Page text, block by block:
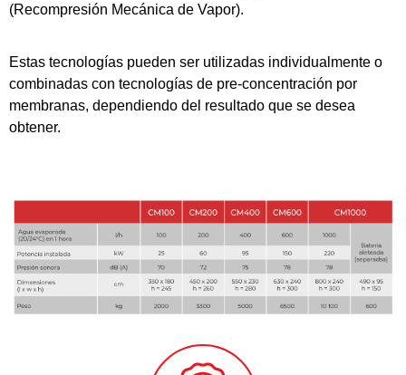
(Recompresión Mecánica de Vapor).
Estas tecnologías pueden ser utilizadas individualmente o
combinadas con tecnologías de pre-concentración por
membranas, dependiendo del resultado que se desea
obtener.